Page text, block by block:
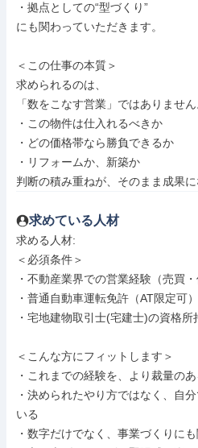
・拠点としての“型づくり”
にも関わっていただきます。
＜この仕事の本質＞
求められるのは、
「数をこなす営業」ではありません
・この物件は仕入れるべきか
・どの価格帯なら勝負できるか
・リフォームか、新築か
判断の積み重ねが、そのまま成果に
求めている人材
求める人材:
＜必須条件＞
・不動産業界での営業経験（売買・
・普通自動車運転免許（AT限定可）
・宅地建物取引士(宅建士)の資格所
＜こんな方にフィットします＞
・これまでの経験を、より裁量の
・決められたやり方ではなく、自
いる
・数字だけでなく、事業づくりに